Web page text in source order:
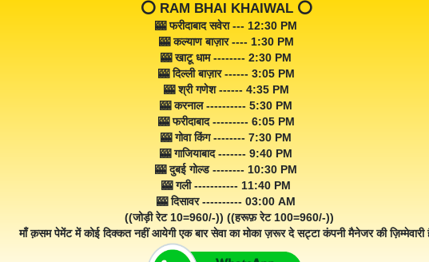
⭕️ RAM BHAI KHAIWAL ⭕️
🎰 फरीदाबाद सवेरा --- 12:30 PM
🎰 कल्याण बाज़ार ---- 1:30 PM
🎰 खाटू धाम -------- 2:30 PM
🎰 दिल्ली बाज़ार ------ 3:05 PM
🎰 श्री गणेश ------ 4:35 PM
🎰 करनाल ---------- 5:30 PM
🎰 फरीदाबाद --------- 6:05 PM
🎰 गोवा किंग -------- 7:30 PM
🎰 गाजियाबाद ------- 9:40 PM
🎰 दुबई गोल्ड -------- 10:30 PM
🎰 गली ----------- 11:40 PM
🎰 दिसावर ---------- 03:00 AM
((जोड़ी रेट 10=960/-)) ((हरूफ़ रेट 100=960/-))
माँ क़सम पेमेंट में कोई दिक्कत नहीं आयेगी एक बार सेवा का मोका ज़रूर दे सट्टा कंपनी मैनेजर की ज़िम्मेवारी